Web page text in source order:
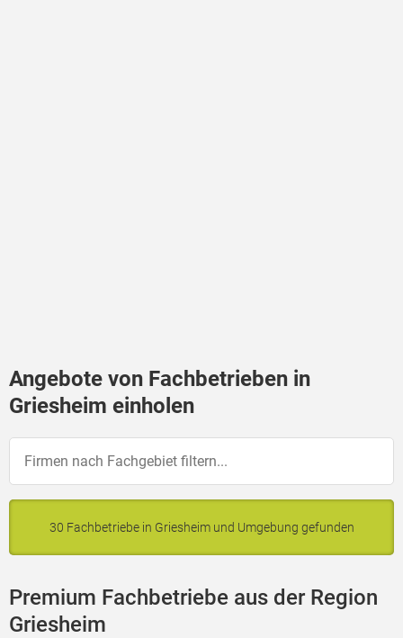
Angebote von Fachbetrieben in
Griesheim einholen
30 Fachbetriebe in Griesheim und Umgebung gefunden
Premium Fachbetriebe aus der Region
Griesheim